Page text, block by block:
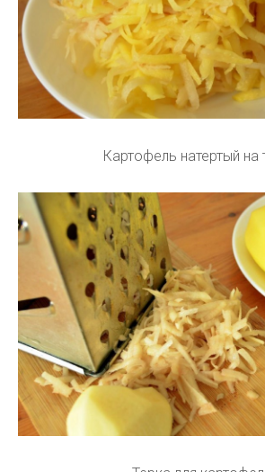
Картофель натертый на